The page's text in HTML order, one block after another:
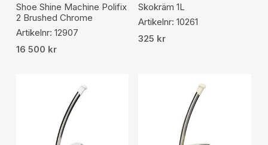
Shoe Shine Machine Polifix
2 Brushed Chrome
Artikelnr: 12907
16 500 kr
Skokräm 1L
Artikelnr: 10261
325 kr